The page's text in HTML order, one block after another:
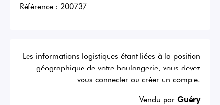
Référence : 200737
Les informations logistiques étant liées à la position
géographique de votre boulangerie, vous devez
vous connecter ou créer un compte.
Vendu par Guéry